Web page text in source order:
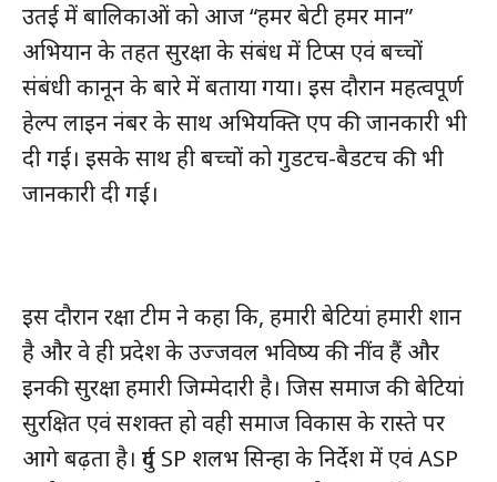
उतई में बालिकाओं को आज “हमर बेटी हमर मान”
अभियान के तहत सुरक्षा के संबंध में टिप्स एवं बच्चों
संबंधी कानून के बारे में बताया गया। इस दौरान महत्वपूर्ण
हेल्प लाइन नंबर के साथ अभियक्ति एप की जानकारी भी
दी गई। इसके साथ ही बच्चों को गुडटच-बैडटच की भी
जानकारी दी गई।
इस दौरान रक्षा टीम ने कहा कि, हमारी बेटियां हमारी शान
है और वे ही प्रदेश के उज्जवल भविष्य की नींव हैं और
इनकी सुरक्षा हमारी जिम्मेदारी है। जिस समाज की बेटियां
सुरक्षित एवं सशक्त हो वही समाज विकास के रास्ते पर
आगे बढ़ता है। दुर्ग SP शलभ सिन्हा के निर्देश में एवं ASP